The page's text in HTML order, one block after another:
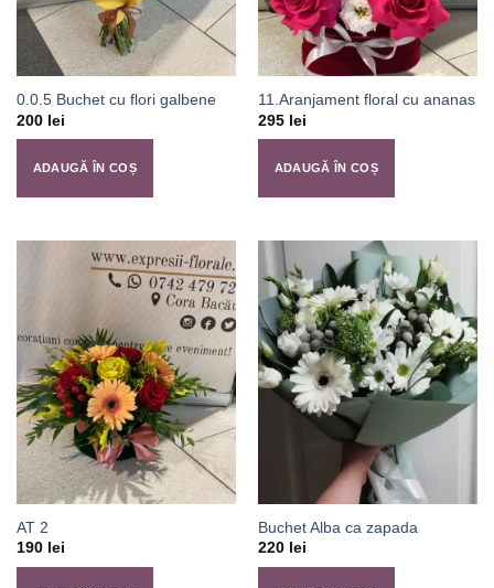
0.0.5 Buchet cu flori galbene
200 lei
ADAUGĂ ÎN COȘ
11.Aranjament floral cu ananas
295 lei
ADAUGĂ ÎN COȘ
AT 2
190 lei
Buchet Alba ca zapada
220 lei